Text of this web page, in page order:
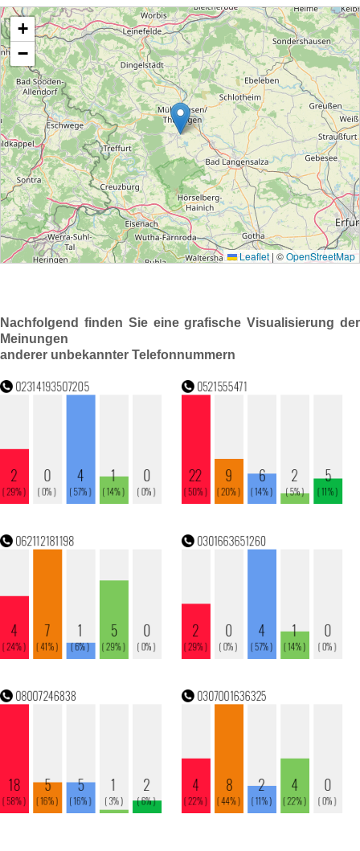
Nachfolgend finden Sie eine grafische Visualisierung der
Meinungen
anderer unbekannter Telefonnummern